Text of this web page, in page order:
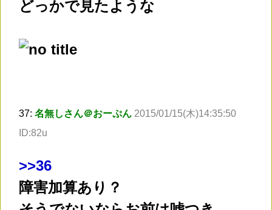
どっかで見たような
37: 名無しさん＠おーぷん 2015/01/15(木)14:35:50
ID:82u
>>36
障害加算あり？